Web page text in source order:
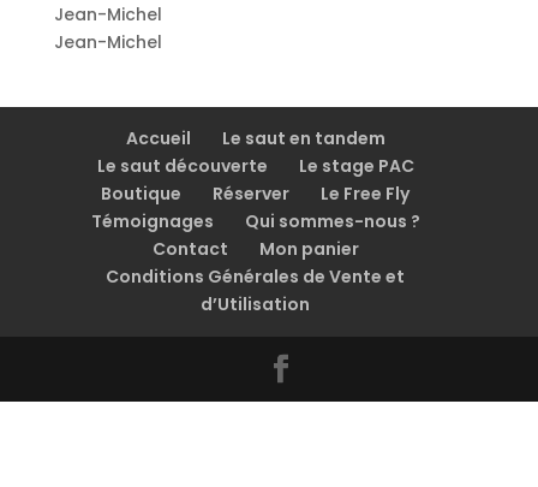
Jean-Michel
Jean-Michel
Accueil
Le saut en tandem
Le saut découverte
Le stage PAC
Boutique
Réserver
Le Free Fly
Témoignages
Qui sommes-nous ?
Contact
Mon panier
Conditions Générales de Vente et
d’Utilisation